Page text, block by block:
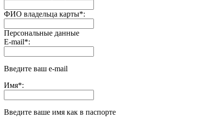
ФИО владельца карты*:
Персональные данные
E-mail*:
Введите ваш e-mail
Имя*:
Введите ваше имя как в паспорте